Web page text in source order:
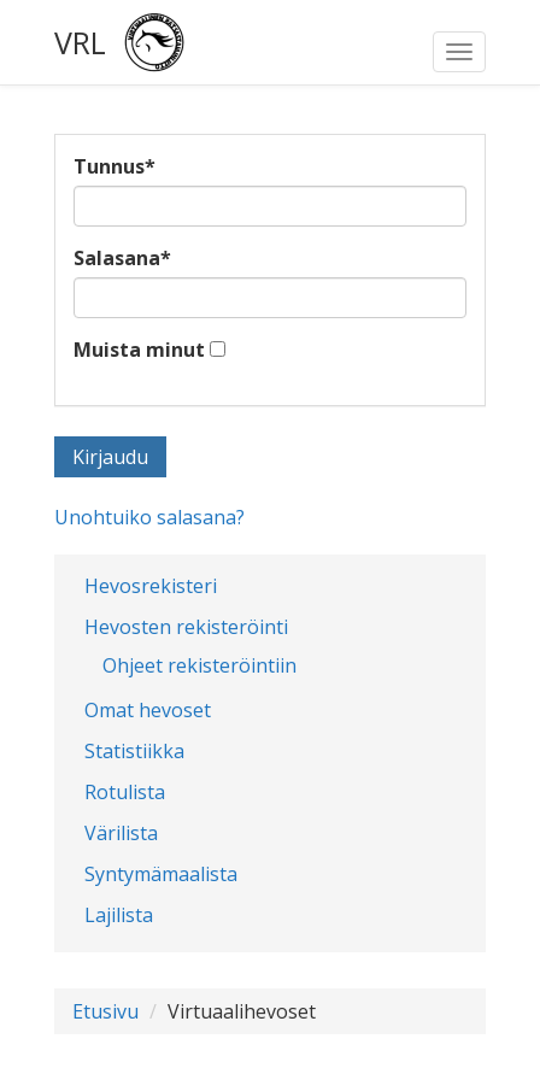
Toggle
VRL
Hevosrekisteri
Hevosten rekisteröinti
Ohjeet rekisteröintiin
Omat hevoset
Statistiikka
Rotulista
Värilista
Syntymämaalista
Lajilista
Tunnus*
Salasana*
Muista minut
Unohtuiko salasana?
Etusivu Virtuaalihevoset